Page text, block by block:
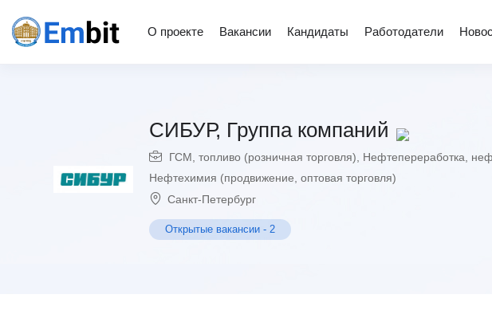
О проекте Вакансии Кандидаты Работодатели
СИБУР, Группа компаний
ГСМ, топливо (розничная торговля) Нефтепереработка,
Нефтехимия (продвижение, оптовая торговля)
Санкт-Петербург
Открытые вакансии - 2